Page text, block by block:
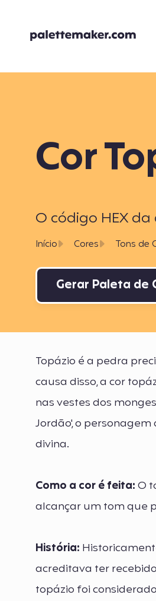
Cor
O código HEX da
Início Cores Tons de
Gerar Paleta de
Topázio é a pedra
causa disso, a cor
nas vestes dos
Jordão', o
divina.
Como a cor é feita:O
alcançar um tom que
História:
acreditava ter
topázio foi